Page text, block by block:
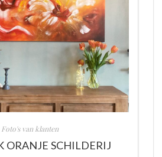
Foto's van klanten
ORANJE SCHILDERIJ